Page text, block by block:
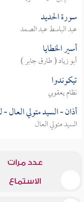
سورة الحديد
عبد الباسط عبد الصمد
أسير الخطايا
أبو زياد ( طارق جابر )
تيكوندوا
نظام يعقوبي
أذان - السيد متولي العال -
السيد متولي العال
عدد مرات
الاستماع